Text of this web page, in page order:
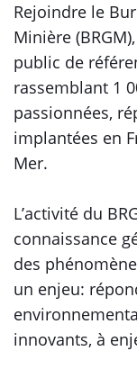
Rejoindre le
Minière
public de
rassemblant 1
passionnées,
implantées en
Mer.
L’activité du
connaissance
des
un enjeu:
innovants, à